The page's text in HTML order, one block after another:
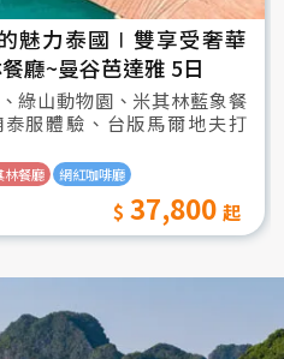
魅力泰國∣雙享受奢華
廳~曼谷芭達雅 5日
綠山動物園、米其林藍象餐
服體驗、台版馬爾地夫打
林餐廳 網紅咖啡廳
37,800